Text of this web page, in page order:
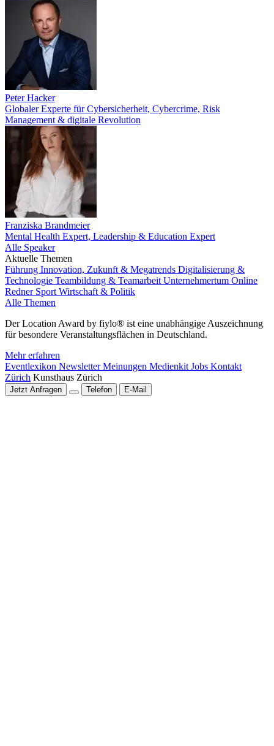
Peter Hacker
Globaler Experte für Cybersicherheit, Cybercrime, Risk
Management & digitale Revolution
Franziska Brandmeier
Mental Health Expert, Leadership & Education Expert
Alle Speaker
Aktuelle Themen
Führung Innovation, Zukunft & Megatrends Digitalisierung &
Technologie Teambildung & Teamarbeit Unternehmertum Online
Redner Sport Wirtschaft & Politik
Alle Themen
Der Location Award by fiylo® ist eine unabhängige Auszeichnung
für besondere Veranstaltungsflächen in Deutschland.
Mehr erfahren
Eventlexikon NewsletterMeinungen Medienkit Jobs Kontakt
Zürich Kunsthaus Zürich
Jetzt Anfragen Telefon E-Mail